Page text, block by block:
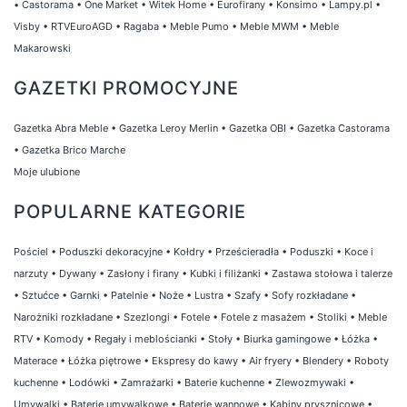
odświeżyć istniejącą kabinę prysznicową.
Dbamy o to, aby nasza oferta była
najbardziej wymagających klientów.
Zachęcamy do zapoznania się z naszą szeroką
ofertą produktów z kategorii prysznice,
stanie się jeszcze bardziej funkcjonalna,
jakość produktów, atrakcyjne ceny oraz
szybką dostawę do Twojego domu. Już teraz
zajrzyj na naszą stronę i wybierz rozwiązania,
które spełnią Twoje oczekiwania!
• Castorama • One Market • Witek Home • Eurofirany • Konsimo • Lampy.pl •
Visby • RTVEuroAGD • Ragaba • Meble Pumo • Meble MWM • Meble
Makarowski
GAZETKI PROMOCYJNE
Gazetka Abra Meble • Gazetka Leroy Merlin • Gazetka OBI • Gazetka Castorama
• Gazetka Brico Marche
Moje ulubione
POPULARNE KATEGORIE
Pościel • Poduszki dekoracyjne • Kołdry • Prześcieradła • Poduszki • Koce i
narzuty • Dywany • Zasłony i firany • Kubki i filiżanki • Zastawa stołowa i talerze
• Sztućce • Garnki • Patelnie • Noże • Lustra • Szafy • Sofy rozkładane •
Narożniki rozkładane • Szezlongi • Fotele • Fotele z masażem • Stoliki • Meble
RTV • Komody • Regały i meblościanki • Stoły • Biurka gamingowe • Łóżka •
Materace • Łóżka piętrowe • Ekspresy do kawy • Air fryery • Blendery • Roboty
kuchenne • Lodówki • Zamrażarki • Baterie kuchenne • Zlewozmywaki •
Umywalki • Baterie umywalkowe • Baterie wannowe • Kabiny prysznicowe •